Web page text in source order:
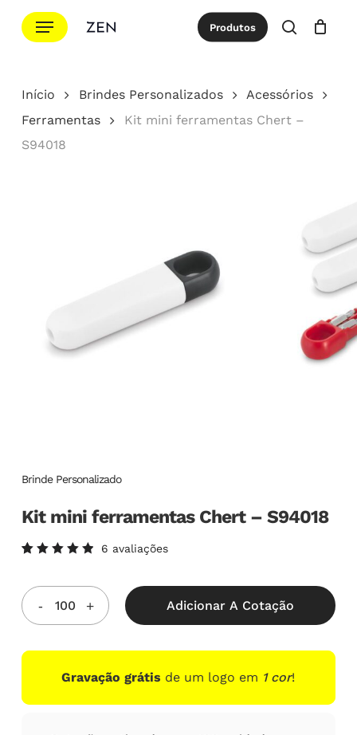
para
principal
Menu Produtos
procurar
Cotação Close
Início Brindes Personalizados
Acessórios
Ferramentas
Kit mini ferramentas Chert –
S94018
Brinde Personalizado
Kit mini ferramentas Chert – S94018
5.00de
5, com
baseado
em
clientes
6 avaliações
Adicionar A Cotação
Gravação grátis de um logo em 1 cor!